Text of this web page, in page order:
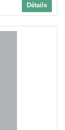
Détails